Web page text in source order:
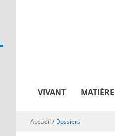
VIVANT MATIÈRE
Vous êtes ici
Accueil/ Dossiers